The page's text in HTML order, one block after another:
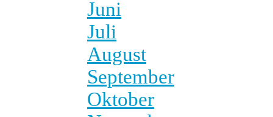
Juni
Juli
August
September
Oktober